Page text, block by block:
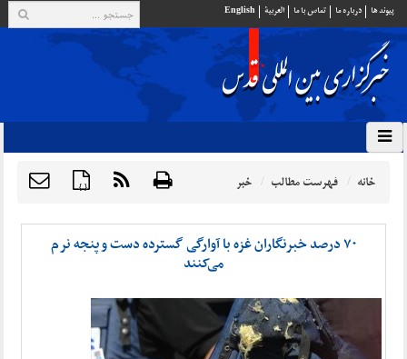
پيوند ها درباره ما تماس با ما العربية English
{ } خانه فهرست مطالب خبر
۷۰ درصد خبرنگاران غزه با آوارگی گسترده دست‌ و پنجه نرم
می‌کنند